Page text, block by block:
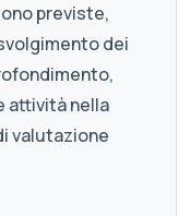
previste,
dei
attività nella
valutazione